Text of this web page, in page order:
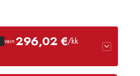
oli:
3689,90 €.
on:
vain296,02 €/kk